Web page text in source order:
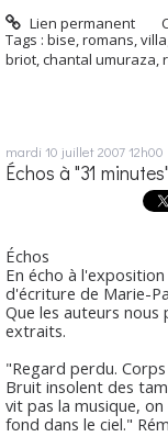
Lien permanent
Tags : bise,romans,
briot,chantal umuraza,
mardi 10 juillet 200712h00
Échos à "31 minutes"
Échos
En écho à
d'écriture de Marie-
Que les auteurs
extraits.
"Regard perdu.
Bruit insolent des
vit pas la musique,
fond dans le ciel."